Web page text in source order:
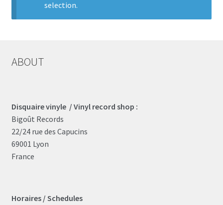
selection.
ABOUT
Disquaire vinyle / Vinyl record shop :
Bigoût Records
22/24 rue des Capucins
69001 Lyon
France
Horaires / Schedules